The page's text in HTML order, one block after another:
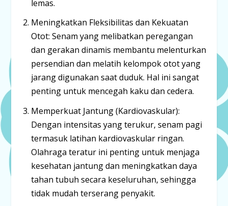
lemas.
Meningkatkan Fleksibilitas dan Kekuatan
Otot: Senam yang melibatkan peregangan
dan gerakan dinamis membantu melenturkan
persendian dan melatih kelompok otot yang
jarang digunakan saat duduk. Hal ini sangat
penting untuk mencegah kaku dan cedera.
Memperkuat Jantung (Kardiovaskular):
Dengan intensitas yang terukur, senam pagi
termasuk latihan kardiovaskular ringan.
Olahraga teratur ini penting untuk menjaga
kesehatan jantung dan meningkatkan daya
tahan tubuh secara keseluruhan, sehingga
tidak mudah terserang penyakit.